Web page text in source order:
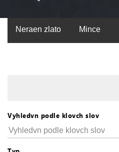
Neraen zlato Mince
Vyhledvn podle klovch slov